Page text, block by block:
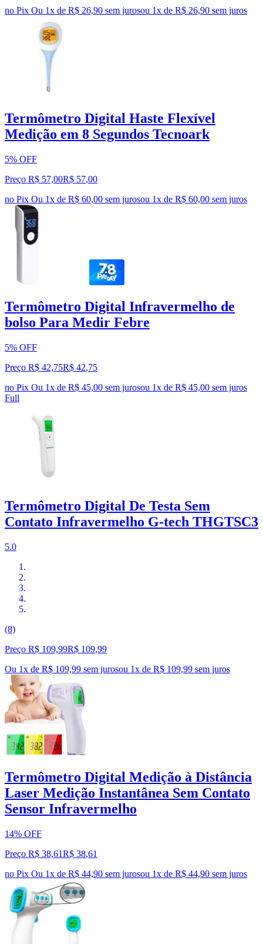
no Pix Ou 1x de R$ 26,90 sem jurosou 1x de R$ 26,90 sem juros
Termômetro Digital Haste Flexível
Medição em 8 Segundos Tecnoark
5% OFF
Preço R$ 57,00R$ 57,00
no Pix Ou 1x de R$ 60,00 sem jurosou 1x de R$ 60,00 sem juros
Termômetro Digital Infravermelho de
bolso Para Medir Febre
5% OFF
Preço R$ 42,75R$ 42,75
no Pix Ou 1x de R$ 45,00 sem jurosou 1x de R$ 45,00 sem juros
Full
Termômetro Digital De Testa Sem
Contato Infravermelho G-tech THGTSC3
5.0
(8)
Preço R$ 109,99R$ 109,99
Ou 1x de R$ 109,99 sem jurosou 1x de R$ 109,99 sem juros
Termômetro Digital Medição à Distância
Laser Medição Instantânea Sem Contato
Sensor Infravermelho
14% OFF
Preço R$ 38,61R$ 38,61
no Pix Ou 1x de R$ 44,90 sem jurosou 1x de R$ 44,90 sem juros